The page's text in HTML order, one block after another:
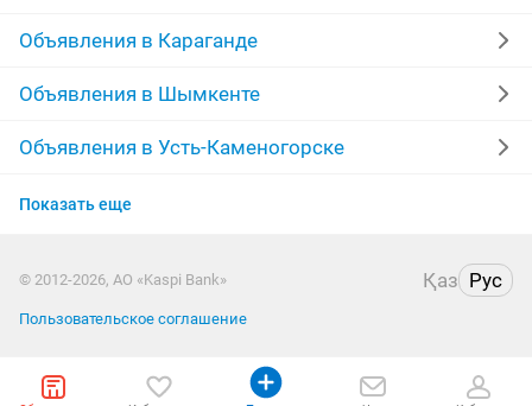
Объявления в Караганде
Объявления в Шымкенте
Объявления в Усть-Каменогорске
Объявления в Актобе
Объявления в Таразе
Показать еще
© 2012-2026, АО «Kaspi Bank» Қаз Рус
Пользовательское соглашение